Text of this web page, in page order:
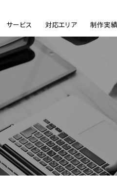
サービス 対応エリア 制作実績